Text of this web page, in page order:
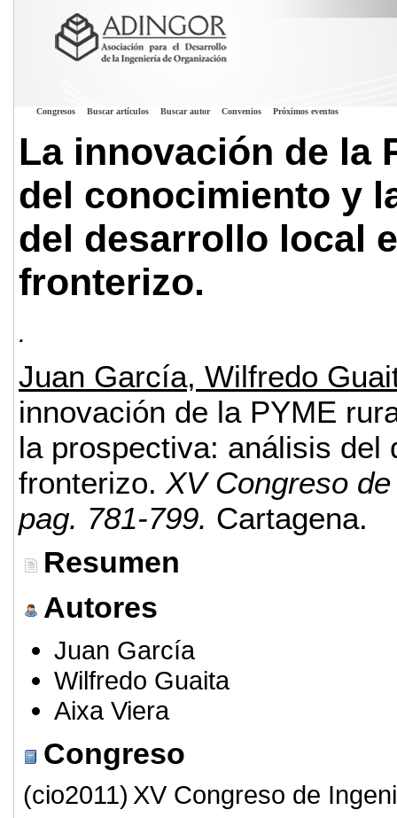
Congresos Buscar artículos Buscar autor Convenios Próximos eventos
La innovación de la
del conocimiento y
del desarrollo local
fronterizo.
.
Juan García, Wilfredo
innovación de la PYME
la prospectiva: análisis del
fronterizo. XV Congreso
pag. 781-799. Cartagena.
Resumen
Autores
Juan García
Wilfredo Guaita
Aixa Viera
Congreso
(cio2011) XV Congreso de